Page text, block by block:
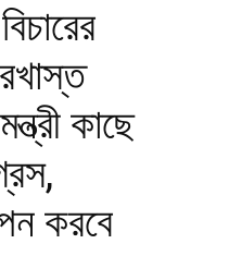
কাছে
করবে